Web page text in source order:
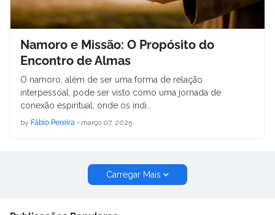
Namoro e Missão: O Propósito do
Encontro de Almas
O namoro, além de ser uma forma de relação
interpessoal, pode ser visto como uma jornada de
conexão espiritual, onde os indi…
by Fábio Pereira • março 07, 2025
Carregar Mais